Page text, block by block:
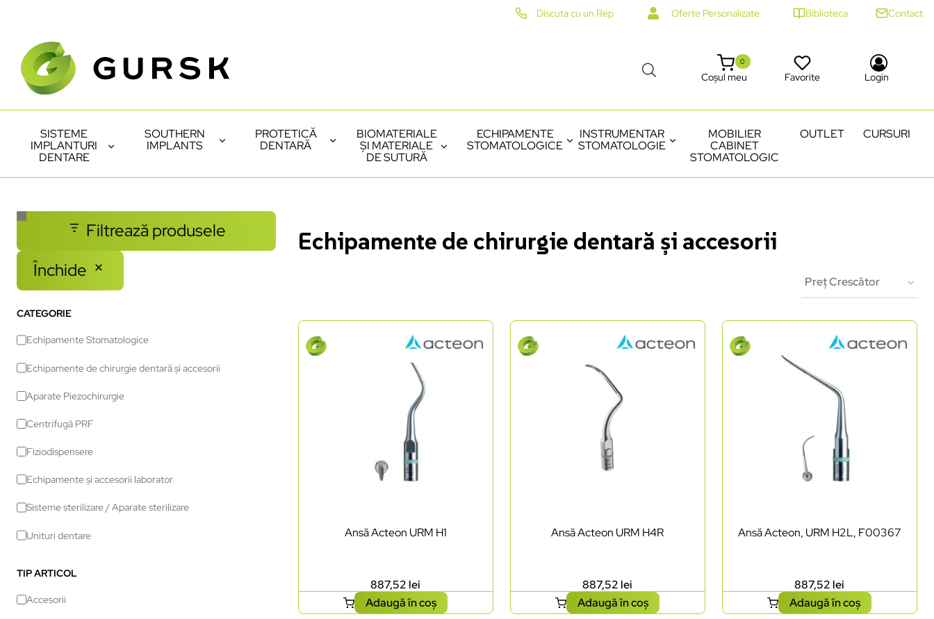
Discuta cu un Rep Oferte Personalizate Biblioteca Contact
Coșul meu
0
Favorite Login
SISTEME
IMPLANTURI
DENTARE
SOUTHERN
IMPLANTS
PROTETICĂ
DENTARĂ
BIOMATERIALE
ȘI MATERIALE
DE SUTURĂ
ECHIPAMENTE
STOMATOLOGICE
INSTRUMENTAR
STOMATOLOGIE
MOBILIER
CABINET
STOMATOLOGIC
OUTLET CURSURI
Filtrează produsele
Închide
CATEGORIE
Echipamente Stomatologice
Echipamente de chirurgie dentară și accesorii
Aparate Piezochirurgie
Centrifugă PRF
Fiziodispensere
Echipamente și accesorii laborator
Sisteme sterilizare / Aparate sterilizare
Unituri dentare
TIP ARTICOL
Accesorii
Echipamente de chirurgie dentară și accesorii
Ansă Acteon URM H1
887,52 lei
Adaugă în coș
Ansă Acteon URM H4R
887,52 lei
Adaugă în coș
Ansă Acteon, URM H2L, F00367
887,52 lei
Adaugă în coș